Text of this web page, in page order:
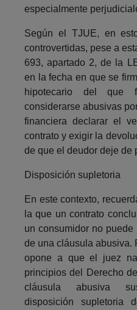
especialmente
Según el TJUE, en
controvertidas, pese a
693, apartado 2, de la
en la fecha en que se
hipotecario del que
considerarse abusivas
financiera declarar el
contrato y exigir la
de que el deudor deje de
Disposición supletoria
En este contexto,
la que un contrato
un consumidor no
de una cláusula abusiva.
opone a que el juez
principios del Derecho
cláusula abusiva
disposición supletoria